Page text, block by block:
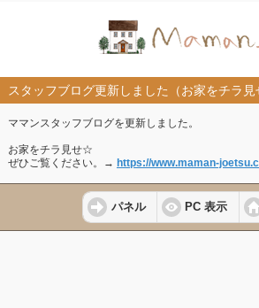
スタッフブログ更新しました（お家をチラ見
ママンスタッフブログを更新しました。
お家をチラ見せ☆
ぜひご覧ください。→ https://www.maman-
パネル PC 表示